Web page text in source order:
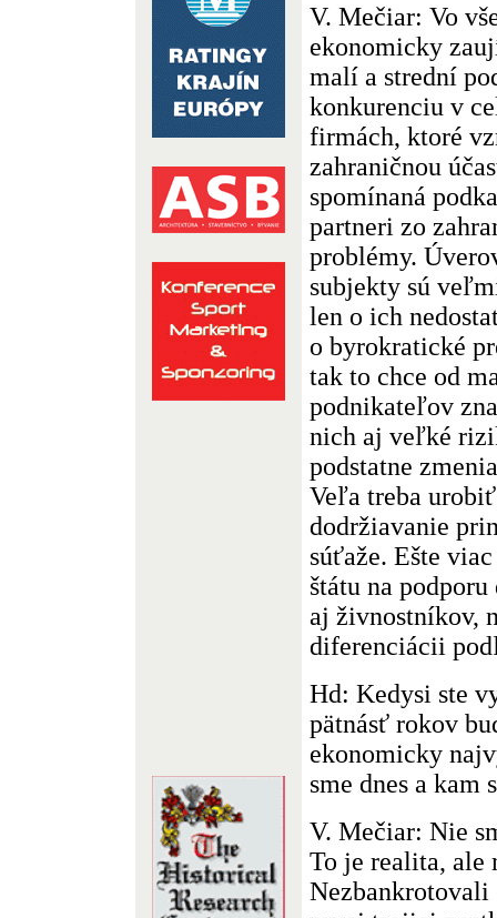
V. Mečiar: Vo
ekonomicky
malí a strední
konkurenciu v
firmách, ktoré
zahraničnou
spomínaná
partneri zo
problémy.
subjekty sú
len o ich
o byrokratické
tak to chce od
podnikateľov
nich aj veľké
podstatne
Veľa treba
dodržiavanie
súťaže. Ešte
štátu na
aj živnostníkov,
diferenciácii
Hd: Kedysi ste
pätnásť rokov
ekonomicky
sme dnes a kam
V. Mečiar: Nie
To je realita,
Nezbankrotovali